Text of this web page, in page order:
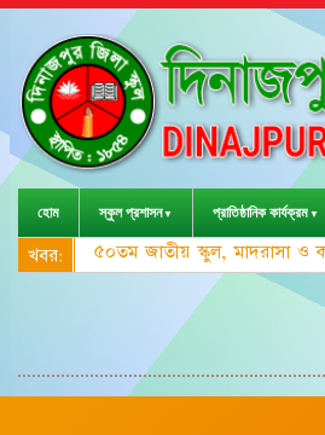
হোম স্কুল প্রশাসন প্রাতিষ্ঠানিক কার্যক্রম
খবর: ৫০তম জাতীয় স্কুল, মাদরাসা ও